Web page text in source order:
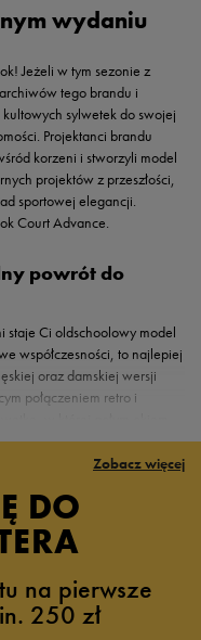
Zobacz więcej
wydaniu
Jeżeli w tym sezonie z
tego brandu i
sylwetek do swojej
Projektanci brandu
korzeni i stworzyli model
projektów z przeszłości,
sportowej elegancji.
Court Advance.
powrót do
staje Ci oldschoolowy model
współczesności, to najlepiej
oraz damskiej wersji
połączeniem retro i
Club C 85 i Club C
rozwiązania wpływające
skóry naturalnej, która
estetycznym
stopach. Niepodrażniający
wspiera zapewniająca
wkładka OrthoLite®.
bąblach czy
na bieżąco
Court Adavance to
50style znajdziesz
modelach ubrań, butów,
im przyjrzeć podczas
DO
na pierwsze
250 zł